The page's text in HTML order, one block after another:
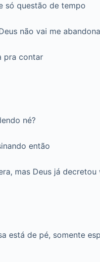
só questão de tempo
não vai me
pra contar
né?
então
mas Deus já decretou
está de pé, somente